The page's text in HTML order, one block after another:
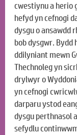
cwestiynu a herio
hefyd yn cefnogi
dysgu o ansawdd
bob dysgwr.
ddilyniant mewn
Thechnoleg yn
drylwyr o
yn cefnogi
darparu ystod
dysgu perthnasol
sefydlu